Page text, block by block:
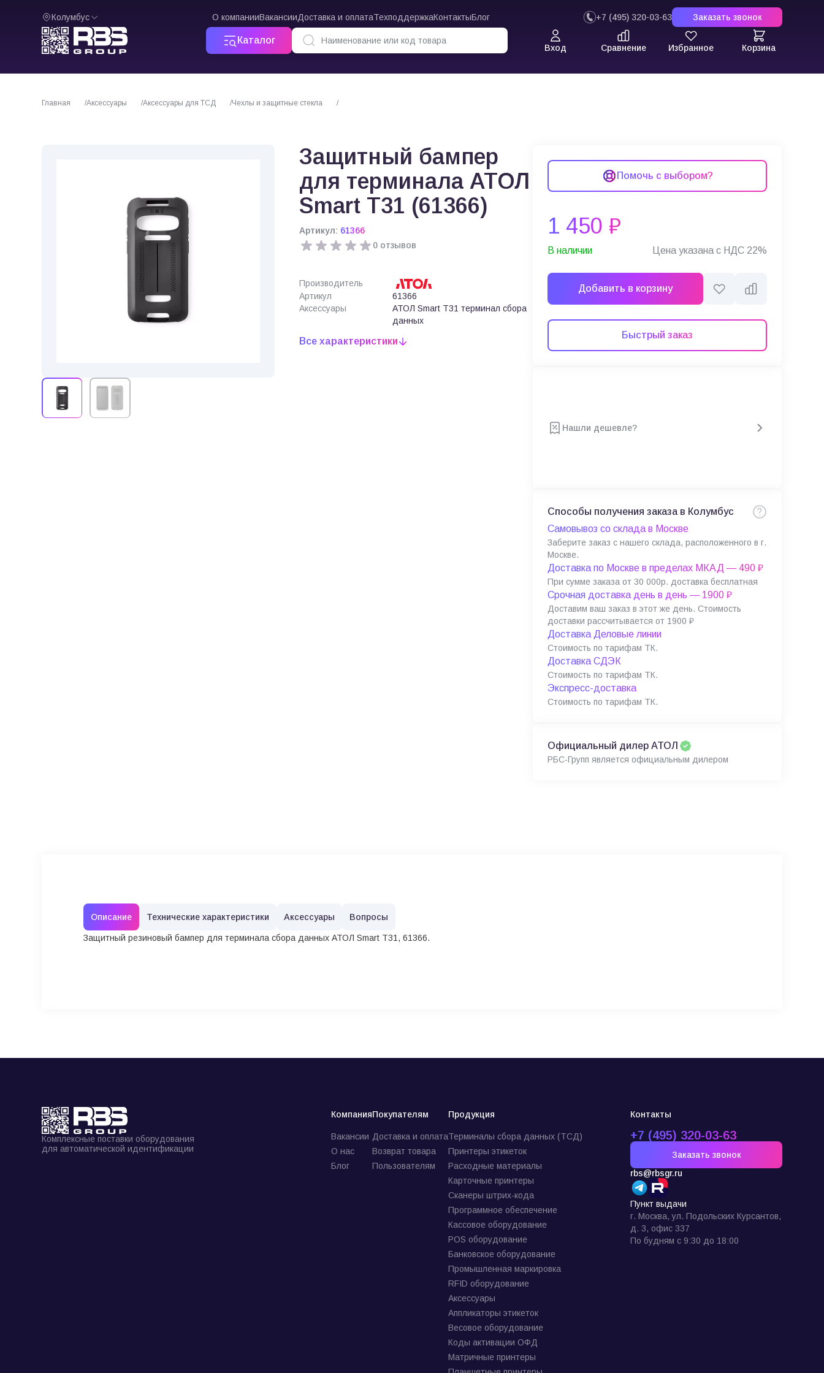
Колумбус О компанииВакансииДоставка и оплатаТехподдержкаКонтактыБлог +7 (495) 320-03-63 Заказать звонок
Каталог
Вход Сравнение Избранное Корзина
Главная Аксессуары Аксессуары для ТСД Чехлы и защитные стекла Защитный бампер для терминала АТОЛ Smart T31 (61366)
Защитный бампер
для терминала АТОЛ
Smart T31 (61366)
Артикул: 61366
0 отзывов
Производитель
Артикул
61366
Аксессуары
АТОЛ Smart T31 терминал сбора
данных
Все характеристики
Помочь с выбором?
1 450 ₽
В наличии Цена указана с НДС 22%
Добавить в корзину
Быстрый заказ
Нашли дешевле?
Способы получения заказа в Колумбус
Самовывоз со склада в Москве
Заберите заказ с нашего склада, расположенного в г.
Москве.
Доставка по Москве в пределах МКАД — 490 ₽
При сумме заказа от 30 000р. доставка бесплатная
Срочная доставка день в день — 1900 ₽
Доставим ваш заказ в этот же день. Стоимость
доставки рассчитывается от 1900 ₽
Доставка Деловые линии
Стоимость по тарифам ТК.
Доставка СДЭК
Стоимость по тарифам ТК.
Экспресс-доставка
Стоимость по тарифам ТК.
Официальный дилер АТОЛ
РБС-Групп является официальным дилером
Описание Технические характеристики Аксессуары Вопросы
Защитный резиновый бампер для терминала сбора данных АТОЛ Smart T31, 61366.
Комплексные поставки оборудования
для автоматической идентификации
Компания
Вакансии
О нас
Блог
Покупателям
Доставка и оплата
Возврат товара
Пользователям
Продукция
Терминалы сбора данных (ТСД)
Принтеры этикеток
Расходные материалы
Карточные принтеры
Сканеры штрих-кода
Программное обеспечение
Кассовое оборудование
POS оборудование
Банковское оборудование
Промышленная маркировка
RFID оборудование
Аксессуары
Аппликаторы этикеток
Весовое оборудование
Коды активации ОФД
Матричные принтеры
Контакты
+7 (495) 320-03-63
Заказать звонок
rbs@rbsgr.ru
Пункт выдачи
г. Москва, ул. Подольских Курсантов,
д. 3, офис 337
По будням с 9:30 до 18:00